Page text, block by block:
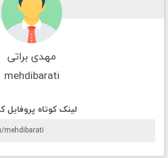
مهدی براتی
mehdibarati
لينک کوتاه پروفايل